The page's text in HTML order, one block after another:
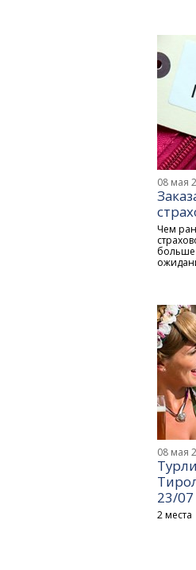
08 мая
Чем
больше
08 мая
23/07
2 места